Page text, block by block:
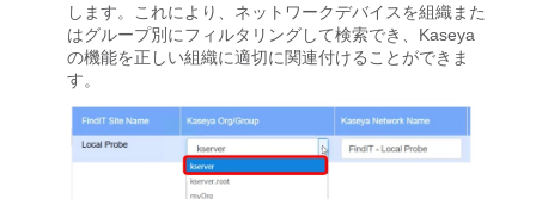
します。これにより、ネットワークデバイスを組織また
はグループ別にフィルタリングして検索でき、Kaseya
の機能を正しい組織に適切に関連付けることができま
す。